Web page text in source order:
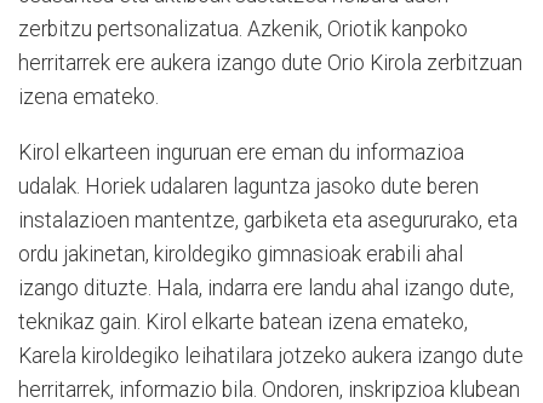
zerbitzu pertsonalizatua. Azkenik, Oriotik kanpoko
herritarrek ere aukera izango dute Orio Kirola zerbitzuan
izena emateko.
Kirol elkarteen inguruan ere eman du informazioa
udalak. Horiek udalaren laguntza jasoko dute beren
instalazioen mantentze, garbiketa eta asegururako, eta
ordu jakinetan, kiroldegiko gimnasioak erabili ahal
izango dituzte. Hala, indarra ere landu ahal izango dute,
teknikaz gain. Kirol elkarte batean izena emateko,
Karela kiroldegiko leihatilara jotzeko aukera izango dute
herritarrek, informazio bila. Ondoren, inskripzioa klubean